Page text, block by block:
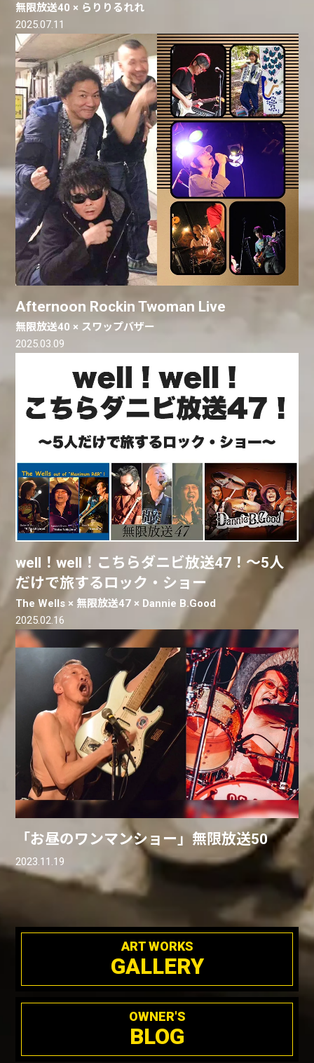
無限放送40 × らりりるれれ
2025.07.11
Afternoon Rockin Twoman Live
無限放送40 × スワップバザー
2025.03.09
well！well！こちらダニビ放送47！〜5人
だけで旅するロック・ショー
The Wells × 無限放送47 × Dannie B.Good
2025.02.16
「お昼のワンマンショー」無限放送50
2023.11.19
ART WORKS
GALLERY
OWNER'S
BLOG